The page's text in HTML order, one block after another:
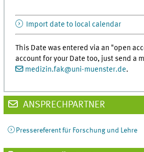
Import date to local calendar
This Date was entered via an "open
account for your Date too, just send a
medizin.fak@uni-muenster.de.
ANSPRECHPARTNER
Pressereferent für Forschung und Lehre